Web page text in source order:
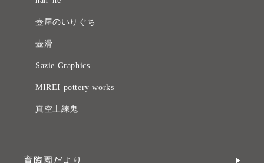
壺屋のいりぐち
壺滑
Sazie Graphics
MIREI pottery works
真空土練鬼
育陶園だより